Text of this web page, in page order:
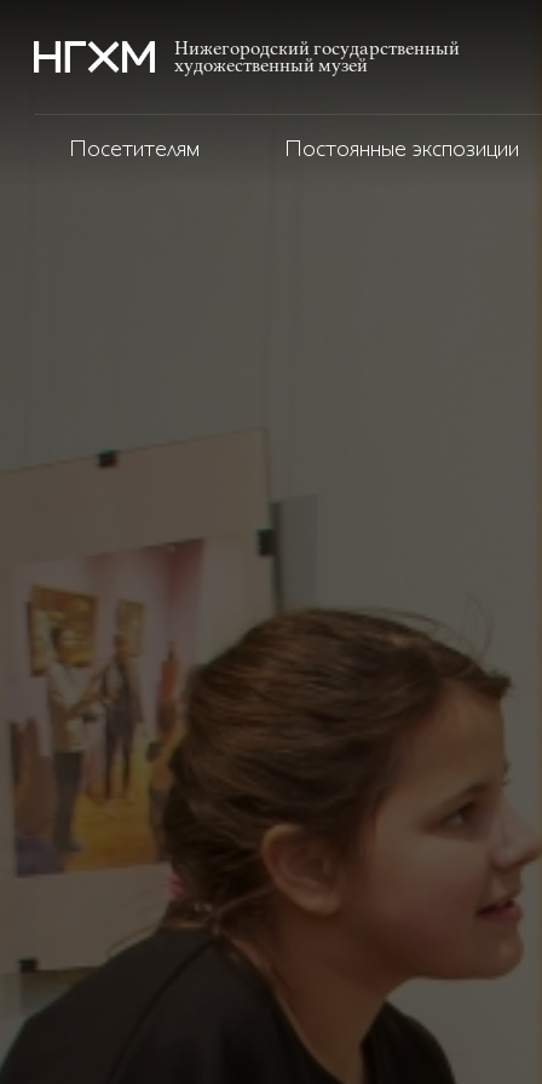
Нижегородский государственный
художественный музей
Посетителям Постоянные экспозиции